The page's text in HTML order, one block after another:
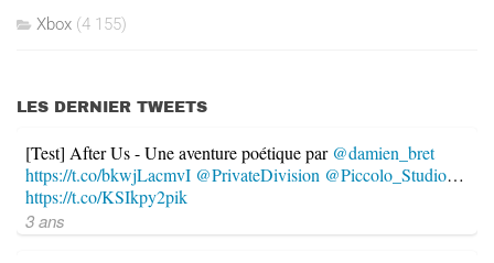
Xbox (4 155)
LES DERNIER TWEETS
[Test] After Us - Une aventure poétique par @damien_bret
https://t.co/bkwjLacmvI @PrivateDivision @Piccolo_Studio…
https://t.co/KSIkpy2pik
3 ans